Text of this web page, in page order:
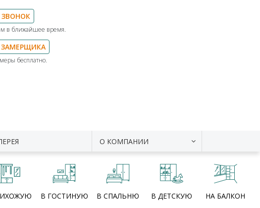
ЗВОНОК
в ближайшее время.
ЗАМЕРЩИКА
бесплатно.
О КОМПАНИИ
В ГОСТИНУЮ В СПАЛЬНЮ В ДЕТСКУЮ НА БАЛКОН